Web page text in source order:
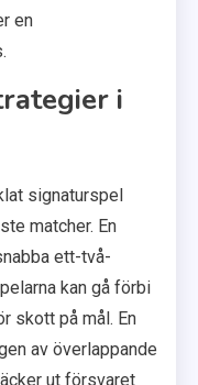
en
i
signaturspel
matcher. En
ett-två-
kan gå förbi
skott på mål. En
av överlappande
ut försvaret